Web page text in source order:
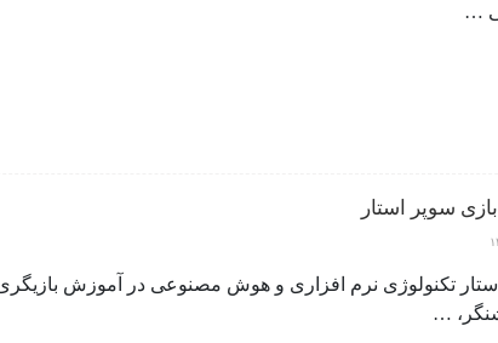
…
سوپر استار
تکنولوژی نرم افزاری و هوش مصنوعی در آموزش
…